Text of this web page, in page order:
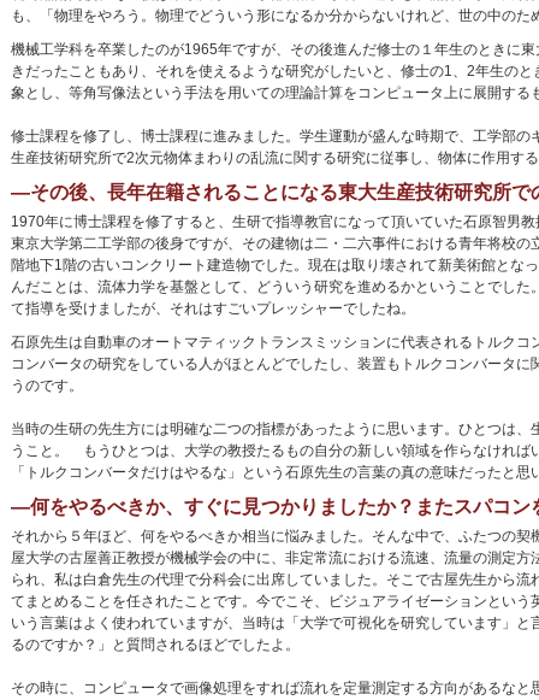
も、「物理をやろう。物理でどういう形になるか分からないけれど、世の中の
機械工学科を卒業したのが1965年ですが、その後進んだ修士の１年生のときに
きだったこともあり、それを使えるような研究がしたいと、修士の1、2年生の
象とし、等角写像法という手法を用いての理論計算をコンピュータ上に展開する
修士課程を修了し、博士課程に進みました。学生運動が盛んな時期で、工学部
生産技術研究所で2次元物体まわりの乱流に関する研究に従事し、物体に作用す
―その後、長年在籍されることになる東大生産技術研究所で
1970年に博士課程を修了すると、生研で指導教官になって頂いていた石原智男
東京大学第二工学部の後身ですが、その建物は二・二六事件における青年将校
階地下1階の古いコンクリート建造物でした。現在は取り壊されて新美術館と
んだことは、流体力学を基盤として、どういう研究を進めるかということでし
て指導を受けましたが、それはすごいプレッシャーでしたね。
石原先生は自動車のオートマティックトランスミッションに代表されるトルク
コンバータの研究をしている人がほとんどでしたし、装置もトルクコンバータ
うのです。
当時の生研の先生方には明確な二つの指標があったように思います。ひとつは
うこと。 もうひとつは、大学の教授たるもの自分の新しい領域を作らなけれ
「トルクコンバータだけはやるな」という石原先生の言葉の真の意味だったと思
―何をやるべきか、すぐに見つかりましたか？またスパコ
それから５年ほど、何をやるべきか相当に悩みました。そんな中で、ふたつの契
屋大学の古屋善正教授が機械学会の中に、非定常流における流速、流量の測定方
られ、私は白倉先生の代理で分科会に出席していました。そこで古屋先生から流
てまとめることを任されたことです。今でこそ、ビジュアライゼーションという
いう言葉はよく使われていますが、当時は「大学で可視化を研究しています」と
るのですか？」と質問されるほどでしたよ。
その時に、コンピュータで画像処理をすれば流れを定量測定する方向があるなと